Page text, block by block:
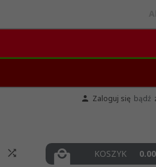
Zaloguj się bądź
KOSZYK 0.00